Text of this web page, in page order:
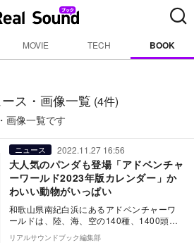
MOVIE TECH BOOK
ス・画像一覧 (4件)
画像一覧です
ニュース 2022.11.27 16:56
大人気のパンダも登場「アドベンチャ
ーワールド2023年版カレンダー」か
わいい動物がいっぱい
和歌山県南紀白浜にあるアドベンチャーワ
ールドは、陸、海、空の140種、1400頭の
リアルサウンドブック編集部